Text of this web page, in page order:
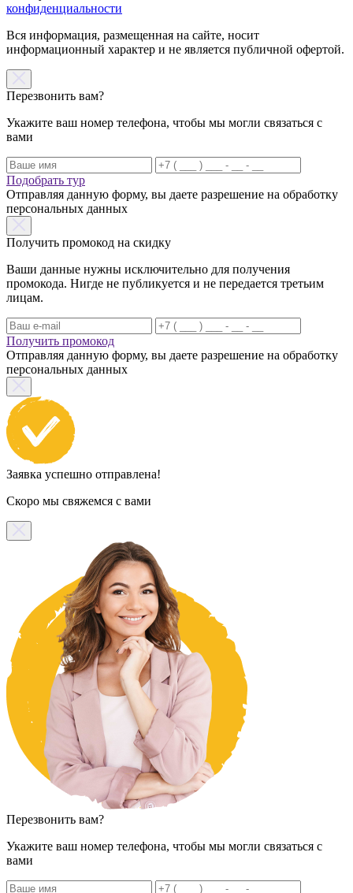
конфиденциальности
Вся информация, размещенная на сайте, носит
информационный характер и не является публичной офертой.
Перезвонить вам?
Укажите ваш номер телефона, чтобы мы могли связаться с
вами
Подобрать тур
Отправляя данную форму, вы даете разрешение на обработку
персональных данных
Получить промокод на скидку
Ваши данные нужны исключительно для получения
промокода. Нигде не публикуется и не передается третьим
лицам.
Получить промокод
Отправляя данную форму, вы даете разрешение на обработку
персональных данных
Заявка успешно отправлена!
Скоро мы свяжемся с вами
Перезвонить вам?
Укажите ваш номер телефона, чтобы мы могли связаться с
вами